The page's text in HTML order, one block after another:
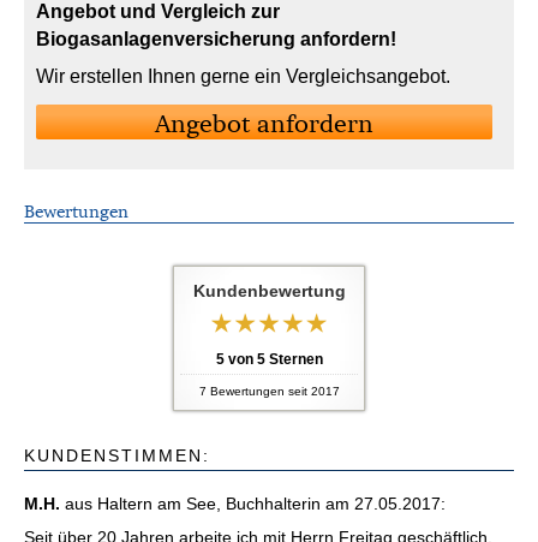
Angebot und Vergleich zur
Biogasanlagenversicherung anfordern!
Wir erstellen Ihnen gerne ein Vergleichsangebot.
An­ge­bot an­for­dern
Bewertungen
Kundenbewertung
5von 5Sternen
7 Bewertungen seit 2017
KUNDENSTIMMEN:
M.H. aus Haltern am See , Buchhalterin am 27.05.2017:
Seit über 20 Jahren arbeite ich mit Herrn Freitag geschäftlich,